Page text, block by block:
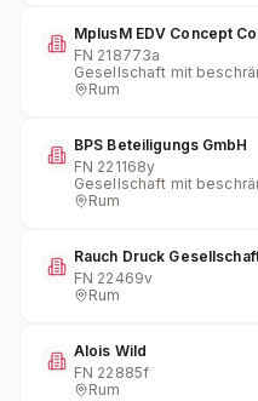
MplusM EDV Concept
FN 218773a
Gesellschaft mit
Rum
BPS Beteiligungs GmbH
FN 221168y
Gesellschaft mit
Rum
Rauch Druck
FN 22469v
Rum
Alois Wild
FN 22885f
Rum